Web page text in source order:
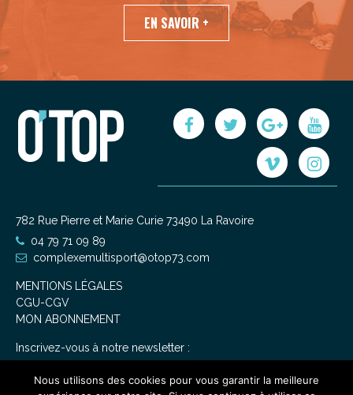
EN SAVOIR +
782 Rue Pierre et Marie Curie 73490 La Ravoire
04 79 71 09 89
complexemultisport@otop73.com
MENTIONS LÉGALES
CGU-CGV
MON ABONNEMENT
Inscrivez-vous à notre newsletter :
Nous utilisons des cookies pour vous garantir la meilleure